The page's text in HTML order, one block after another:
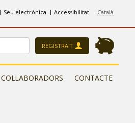
Català
Seu electrònica Accessibilitat
REGISTRA'T
COL·LABORADORS CONTACTE